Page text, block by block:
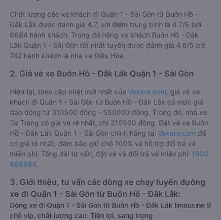
Chất lượng các xe khách đi Quận 1 - Sài Gòn từ Buôn Hồ -
Đắk Lắk được đánh giá 4.7, với điểm trung bình là 4.7/5 bởi
6684 hành khách. Trong đó hãng xe khách Buôn Hồ - Đắk
Lắk Quận 1 - Sài Gòn tốt nhất tuyến được đánh giá 4.8/5 bởi
742 hành khách là nhà xe Điều Hòa.
2. Giá vé xe Buôn Hồ - Đắk Lắk Quận 1 - Sài Gòn
Hiện tại, theo cập nhật mới nhất của Vexere.com , giá vé xe
khách đi Quận 1 - Sài Gòn từ Buôn Hồ - Đắk Lắk có mức giá
dao động từ 310500 đồng - 550000 đồng. Trong đó, nhà xe
Tư Trang có giá vé rẻ nhất, chỉ 310500 đồng. Đặt vé xe Buôn
Hồ - Đắk Lắk Quận 1 - Sài Gòn chính hãng tại Vexere.com để
có giá rẻ nhất, đảm bảo giữ chỗ 100% và hỗ trợ đổi trả vé
miễn phí. Tổng đài tư vấn, đặt vé và đổi trả vé miễn phí: 1900
888684.
3. Giới thiệu, tư vấn các dòng xe chạy tuyến đường
xe đi Quận 1 - Sài Gòn từ Buôn Hồ - Đắk Lắk:
Dòng xe đi Quận 1 - Sài Gòn từ Buôn Hồ - Đắk Lắk limousine 9
chỗ vip, chất lượng cao: Tiện lợi, sang trọng